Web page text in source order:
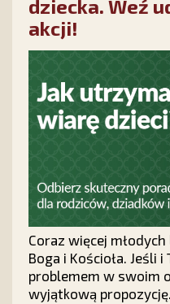
dziecka. Weź
akcji!
Coraz więcej
Boga i Kościoła. Jeśli
problemem w swoim
wyjątkową